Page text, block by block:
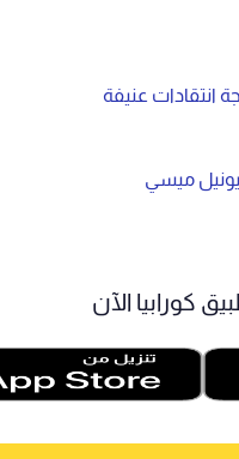
انتقادات عنيفة
ميسي
كورابيا الآن